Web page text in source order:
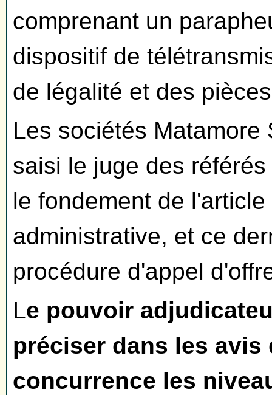
comprenant un
dispositif de
de légalité et des
Les sociétés Matamore
saisi le juge des
le fondement de
administrative, et ce
procédure d'appel
Le pouvoir
préciser dans les avis
concurrence les